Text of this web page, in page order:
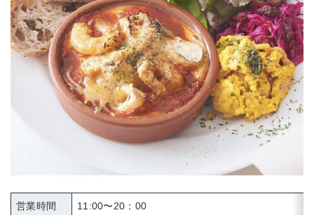
営業時間 11:00〜20：00